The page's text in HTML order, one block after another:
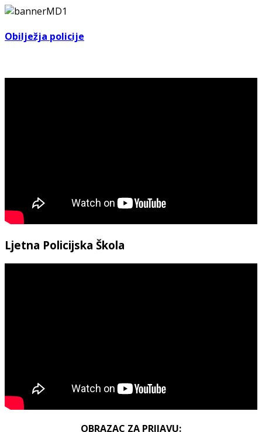
Obilježja policije
Ljetna Policijska Škola
OBRAZAC ZA PRIJAVU: